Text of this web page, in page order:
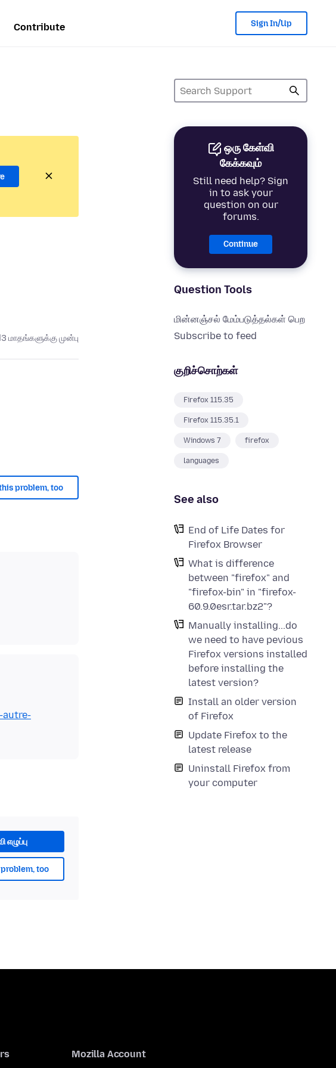
Contribute Sign In/Up
ஒரு கேள்வி
கேக்கவும்
Still need help? Sign
in to ask your
question on our
forums.
Continue
Question Tools
மின்னஞ்சல் மேம்படுத்தல்கள் பெற
Subscribe to feed
குறிச்சொற்கள்
Firefox 115.35
Firefox 115.35.1
Windows 7 firefox
languages
See also
End of Life Dates for
Firefox Browser
What is difference
between "firefox" and
"firefox-bin" in "firefox-
60.9.0esr.tar.bz2"?
Manually installing...do
we need to have pevious
Firefox versions installed
before installing the
latest version?
Install an older version
of Firefox
Update Firefox to the
latest release
Uninstall Firefox from
your computer
3 மாதங்களுக்கு முன்பு
problem, too
எழுப்பு
too
Mozilla Account